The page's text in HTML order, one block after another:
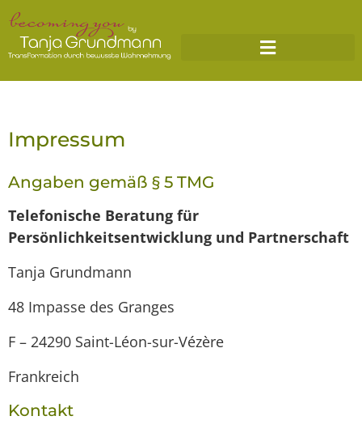
Impressum
Angaben gemäß § 5 TMG
Telefonische Beratung für
Persönlichkeitsentwicklung und Partnerschaft
Tanja Grundmann
48 Impasse des Granges
F – 24290 Saint-Léon-sur-Vézère
Frankreich
Kontakt